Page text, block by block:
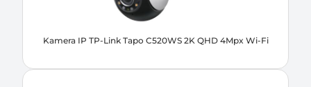
Kamera IP TP-Link Tapo C520WS 2K QHD 4Mpx Wi-Fi